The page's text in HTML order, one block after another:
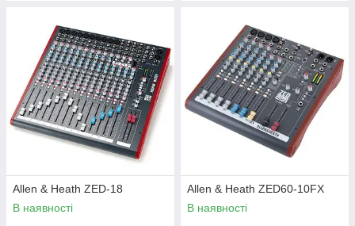
Allen & Heath ZED-18
В наявності
Allen & Heath ZED60-10FX
В наявності